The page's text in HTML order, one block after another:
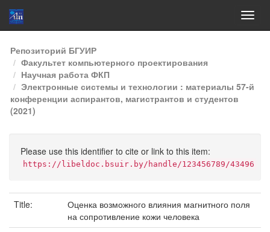
Skip
navigation
Репозиторий БГУИР
Факультет компьютерного проектирования
Научная работа ФКП
Электронные системы и технологии : материалы 57-й
конференции аспирантов, магистрантов и студентов
(2021)
Please use this identifier to cite or link to this item:
https://libeldoc.bsuir.by/handle/123456789/43496
Title:
Оценка возможного влияния магнитного поля
на сопротивление кожи человека